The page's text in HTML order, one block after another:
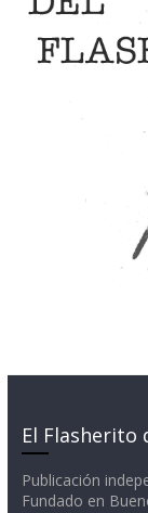
El Flasherito
Publicación
Fundado en